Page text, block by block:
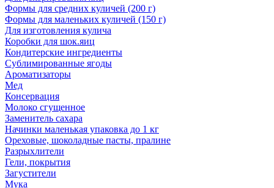
Формы для средних куличей (200 г)
Формы для маленьких куличей (150 г)
Для изготовления кулича
Коробки для шок.яиц
Кондитерские ингредиенты
Сублимированные ягоды
Ароматизаторы
Мед
Консервация
Молоко сгущенное
Заменитель сахара
Начинки маленькая упаковка до 1 кг
Ореховые, шоколадные пасты, пралине
Разрыхлители
Гели, покрытия
Загустители
Мука